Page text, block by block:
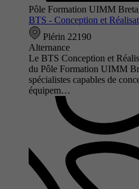
Pôle Formation UIMM
BTS - Conception et
Plérin 22190
Alternance
Le BTS Conception et
du Pôle Formation UIMM
spécialistes capables de
équipem…